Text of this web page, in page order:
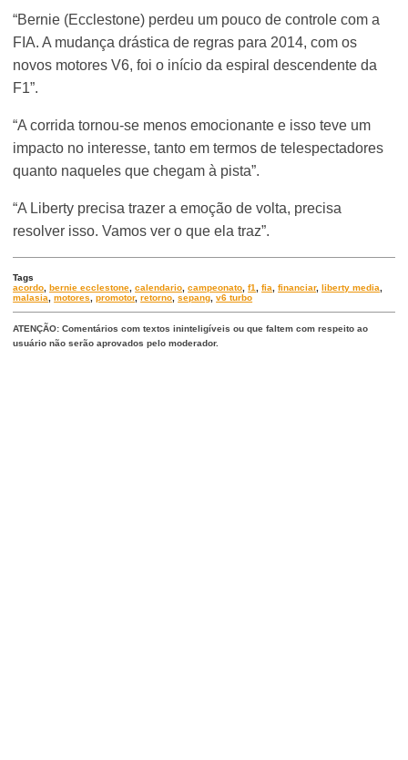
“Bernie (Ecclestone) perdeu um pouco de controle com a
FIA. A mudança drástica de regras para 2014, com os
novos motores V6, foi o início da espiral descendente da
F1”.
“A corrida tornou-se menos emocionante e isso teve um
impacto no interesse, tanto em termos de telespectadores
quanto naqueles que chegam à pista”.
“A Liberty precisa trazer a emoção de volta, precisa
resolver isso. Vamos ver o que ela traz”.
Tags
acordo ,bernie ecclestone ,calendario ,campeonato ,f1 ,fia ,financiar,liberty media
malasia
,motores ,promotor,retorno ,sepang ,v6 turbo
ATENÇÃO: Comentários com textos ininteligíveis ou que faltem com respeito ao
usuário não serão aprovados pelo moderador.